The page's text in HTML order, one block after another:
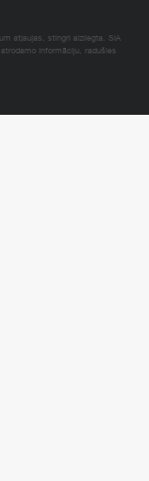
atļaujas, stingri aizliegta. SIA
informāciju, radušies